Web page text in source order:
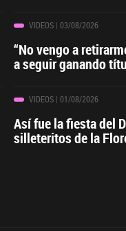
VIDEOS| 03/08/2026
“No vengo a
a seguir ganando
VIDEOS| 01/08/2026
Así fue la fiesta del
silleteritos de la